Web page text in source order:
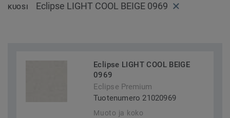
KUOSI Eclipse LIGHT COOL BEIGE 0969
Eclipse LIGHT COOL BEIGE
0969
Eclipse Premium
Tuotenumero 21020969
Muoto ja koko